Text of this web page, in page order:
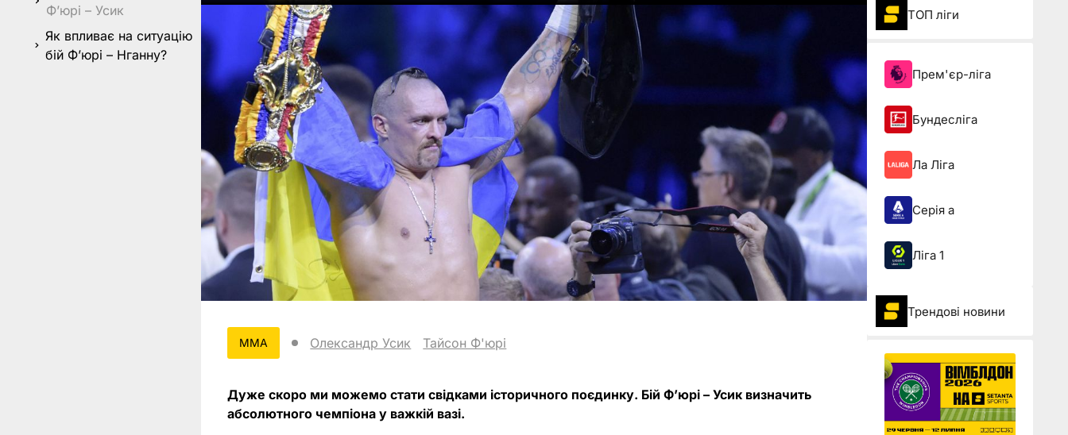
Фʼюрі – Усик
Як впливає на ситуацію
бій Фʼюрі – Нганну?
MMA Олександр Усик Тайсон Ф'юрі
Дуже скоро ми можемо стати свідками історичного поєдинку. Бій Фʼюрі – Усик визначить
абсолютного чемпіона у важкій вазі.
ТОП ліги
Прем'єр-ліга
Бундесліга
Ла Ліга
Серія а
Ліга 1
Трендові новини